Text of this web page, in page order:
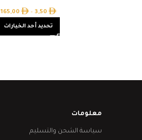
3,50
–
165,00
تحديد أحد الخيارات
معلومات
سياسة الشحن والتسليم